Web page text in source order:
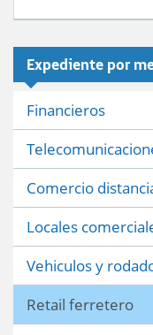
Expediente por
Financieros
Comercio
Locales
Vehiculos y
Retail ferretero